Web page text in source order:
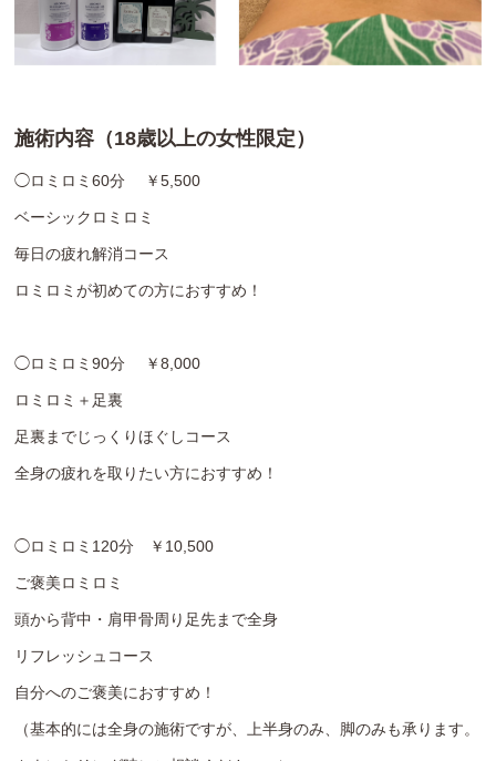
施術内容（18歳以上の女性限定）
◯ロミロミ60分 ￥5,500
ベーシックロミロミ
毎日の疲れ解消コース
ロミロミが初めての方におすすめ！
◯ロミロミ90分 ￥8,000
ロミロミ＋足裏
足裏までじっくりほぐしコース
全身の疲れを取りたい方におすすめ！
◯ロミロミ120分 ￥10,500
ご褒美ロミロミ
頭から背中・肩甲骨周り足先まで全身
リフレッシュコース
自分へのご褒美におすすめ！
（基本的には全身の施術ですが、上半身のみ、脚のみも承ります。